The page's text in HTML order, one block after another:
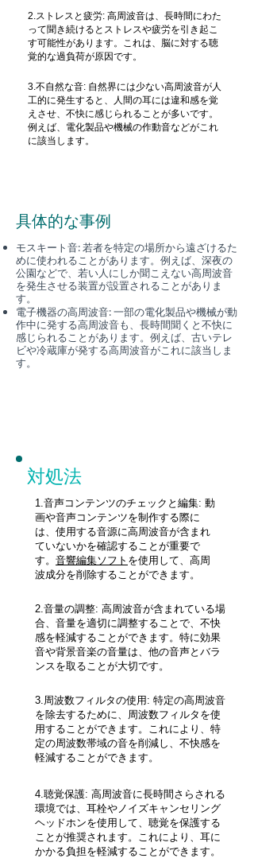
2.ストレスと疲労: 高周波音は、長時間にわた
って聞き続けるとストレスや疲労を引き起こ
す可能性があります。これは、脳に対する聴
覚的な過負荷が原因です。
3.不自然な音: 自然界には少ない高周波音が人
工的に発生すると、人間の耳には違和感を覚
えさせ、不快に感じられることが多いです。
例えば、電化製品や機械の作動音などがこれ
に該当します。
具体的な事例
モスキート音: 若者を特定の場所から遠ざけるた
めに使われることがあります。例えば、深夜の
公園などで、若い人にしか聞こえない高周波音
を発生させる装置が設置されることがありま
す。
電子機器の高周波音: 一部の電化製品や機械が動
作中に発する高周波音も、長時間聞くと不快に
感じられることがあります。例えば、古いテレ
ビや冷蔵庫が発する高周波音がこれに該当しま
す。
対処法
1.音声コンテンツのチェックと編集: 動
画や音声コンテンツを制作する際に
は、使用する音源に高周波音が含まれ
ていないかを確認することが重要で
す。 音響編集ソフト を使用して、高周
波成分を削除することができます。
2.音量の調整: 高周波音が含まれている場
合、音量を適切に調整することで、不快
感を軽減することができます。特に効果
音や背景音楽の音量は、他の音声とバラ
ンスを取ることが大切です。
3.周波数フィルタの使用: 特定の高周波音
を除去するために、周波数フィルタを使
用することができます。これにより、特
定の周波数帯域の音を削減し、不快感を
軽減することができます。
4.聴覚保護: 高周波音に長時間さらされる
環境では、耳栓やノイズキャンセリング
ヘッドホンを使用して、聴覚を保護する
ことが推奨されます。これにより、耳に
かかる負担を軽減することができます。